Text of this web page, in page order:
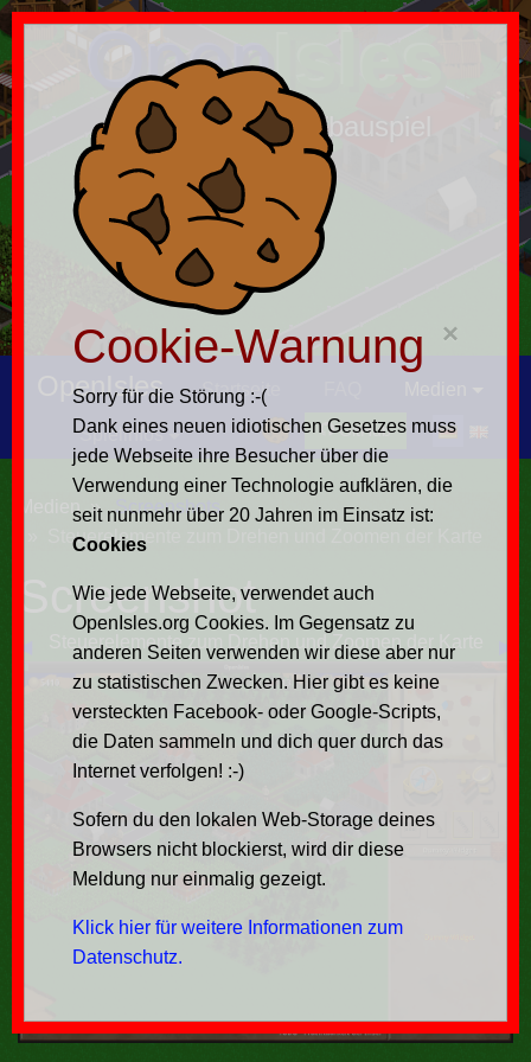
OpenIsles
das freie Insel-Aufbauspiel
OpenIsles Startseite
Spielinfos GitHub
Medien
Screenshots
Steuerelemente zum Drehen und Zoomen der Karte
Screenshot
Steuerelemente zum Drehen und Zoomen der Karte
×
Cookie-Warnung
Sorry für die Störung :-(
Dank eines neuen idiotischen Gesetzes muss
jede Webseite ihre Besucher über die
Verwendung einer Technologie aufklären, die
seit nunmehr über 20 Jahren im Einsatz ist:
Cookies
Wie jede Webseite, verwendet auch
OpenIsles.org Cookies. Im Gegensatz zu
anderen Seiten verwenden wir diese aber nur
zu statistischen Zwecken. Hier gibt es keine
versteckten Facebook- oder Google-Scripts,
die Daten sammeln und dich quer durch das
Internet verfolgen! :-)
Sofern du den lokalen Web-Storage deines
Browsers nicht blockierst, wird dir diese
Meldung nur einmalig gezeigt.
Klick hier für weitere Informationen zum
Datenschutz.